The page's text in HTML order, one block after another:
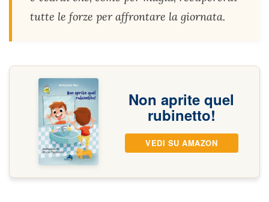
tutte le forze per affrontare la giornata.
Non aprite quel
rubinetto!
VEDI SU AMAZON